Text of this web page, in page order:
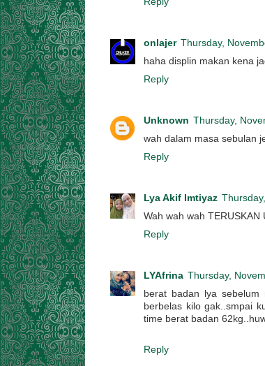
onlajer Thursday,
haha displin makan kena
Reply
Unknown Thursday,
wah dalam masa sebulan
Reply
Lya Akif Imtiyaz
Wah wah wah TERUSKAN
Reply
LYAfrina Thursday,
berat badan lya
berbelas kilo gak..smpai
time berat badan
Reply